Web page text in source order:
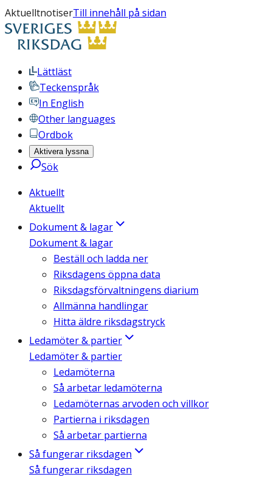
AktuelltnotiserTill innehåll på sidan
Lättläst
Teckenspråk
In English
Other languages
Ordbok
Aktivera lyssna
Sök
Aktuellt
Aktuellt
Dokument & lagar
Dokument & lagar
Beställ och ladda ner
Riksdagens öppna data
Riksdagsförvaltningens diarium
Allmänna handlingar
Hitta äldre riksdagstryck
Ledamöter & partier
Ledamöter & partier
Ledamöterna
Så arbetar ledamöterna
Ledamöternas arvoden och villkor
Partierna i riksdagen
Så arbetar partierna
Så fungerar riksdagen
Så fungerar riksdagen